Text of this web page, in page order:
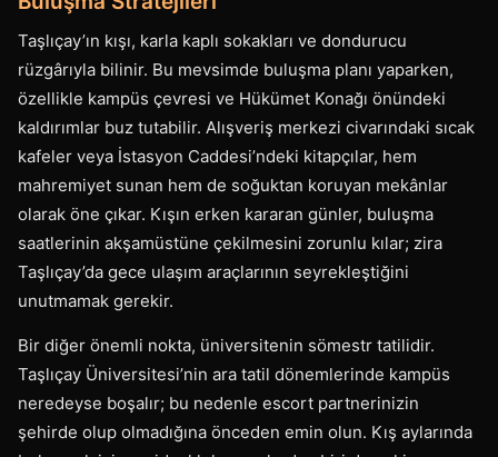
Taşlıçay’ın kışı, karla kaplı sokakları ve dondurucu
rüzgârıyla bilinir. Bu mevsimde buluşma planı yaparken,
özellikle kampüs çevresi ve Hükümet Konağı önündeki
kaldırımlar buz tutabilir. Alışveriş merkezi civarındaki sıcak
kafeler veya İstasyon Caddesi’ndeki kitapçılar, hem
mahremiyet sunan hem de soğuktan koruyan mekânlar
olarak öne çıkar. Kışın erken kararan günler, buluşma
saatlerinin akşamüstüne çekilmesini zorunlu kılar; zira
Taşlıçay’da gece ulaşım araçlarının seyrekleştiğini
unutmamak gerekir.
Bir diğer önemli nokta, üniversitenin sömestr tatilidir.
Taşlıçay Üniversitesi’nin ara tatil dönemlerinde kampüs
neredeyse boşalır; bu nedenle escort partnerinizin
şehirde olup olmadığına önceden emin olun. Kış aylarında